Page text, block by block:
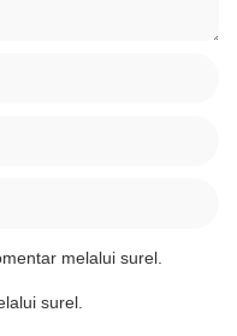
melalui surel.
surel.